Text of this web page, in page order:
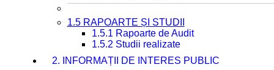
1.5 RAPOARTE ȘI STUDII
1.5.1 Rapoarte de Audit
1.5.2 Studii realizate
2. INFORMAȚII DE INTERES PUBLIC